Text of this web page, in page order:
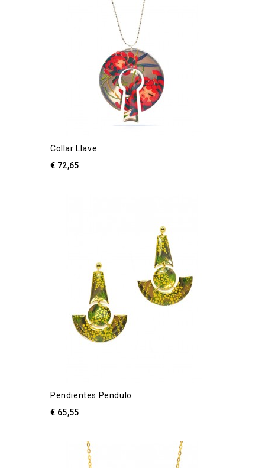
Collar Llave
€ 72,65
Pendientes Pendulo
€ 65,55